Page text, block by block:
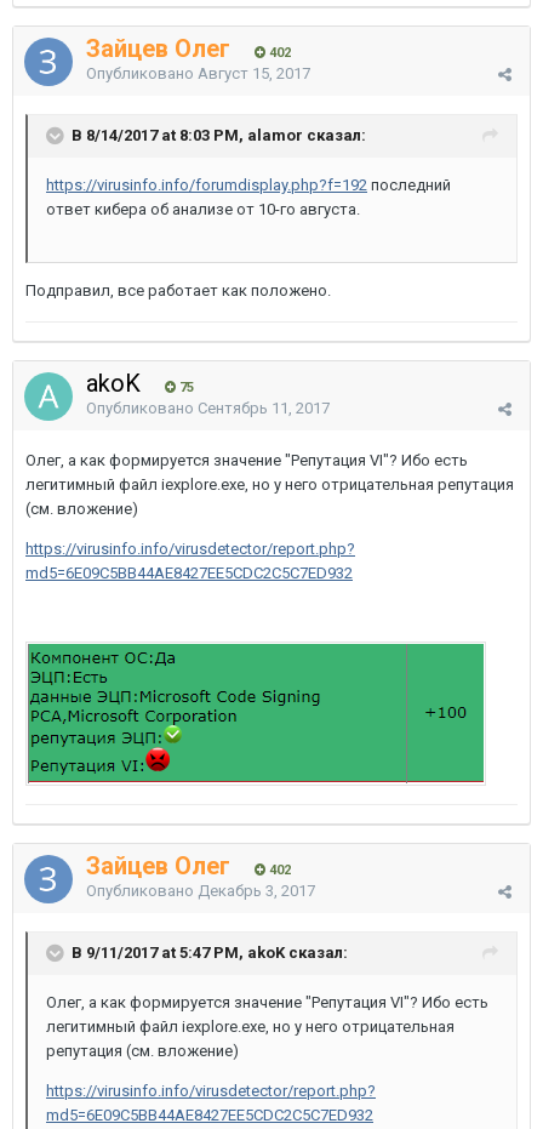
Зайцев Олег 402
Опубликовано Август 15, 2017
В 8/14/2017 at 8:03 PM, alamor сказал:
https://virusinfo.info/forumdisplay.php?f=192 последний
ответ кибера об анализе от 10-го августа.
Подправил, все работает как положено.
akoK 75
Опубликовано Сентябрь 11, 2017
Олег, а как формируется значение "Репутация VI"? Ибо есть
легитимный файл iexplore.exe, но у него отрицательная репутация
(см. вложение)
https://virusinfo.info/virusdetector/report.php?
md5=6E09C5BB44AE8427EE5CDC2C5C7ED932
Зайцев Олег 402
Опубликовано Декабрь 3, 2017
В 9/11/2017 at 5:47 PM, akoK сказал:
Олег, а как формируется значение "Репутация VI"? Ибо есть
легитимный файл iexplore.exe, но у него отрицательная
репутация (см. вложение)
https://virusinfo.info/virusdetector/report.php?
md5=6E09C5BB44AE8427EE5CDC2C5C7ED932